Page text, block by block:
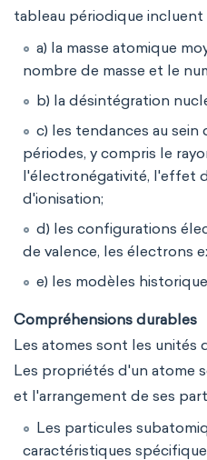
tableau périodique incluent
a) la masse atomique
nombre de masse et le
b) la désintégration
c) les tendances au sein
périodes, y compris le
l'électronégativité, l'effet
d'ionisation;
d) les configurations
de valence, les électrons
e) les modèles
Compréhensions durables
Les atomes sont les unités
Les propriétés d'un atome
et l'arrangement de ses
Les particules
caractéristiques